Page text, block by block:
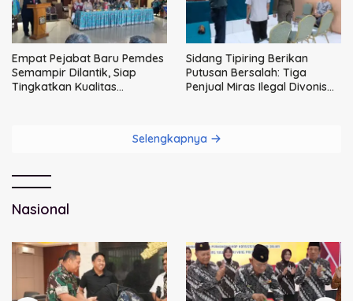
Empat Pejabat Baru Pemdes
Semampir Dilantik, Siap
Tingkatkan Kualitas
Sidang Tipiring Berikan
Putusan Bersalah: Tiga
Penjual Miras Ilegal Divonis
Selengkapnya
Nasional